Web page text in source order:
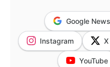
Google News
Instagram
YouTube